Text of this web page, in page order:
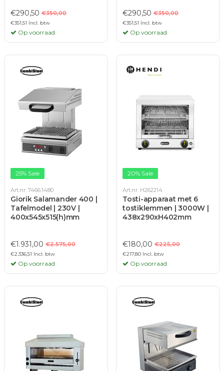
€290,50 €350,00
€351,51 Incl. btw
Op voorraad
€290,50 €350,00
€351,51 Incl. btw
Op voorraad
25% Sale
Art.nr. 7466.1480
Giorik Salamander 400 |
Tafelmodel | 230V |
400x545x515(h)mm
€1.931,00 €2.575,00
€2.336,51 Incl. btw
Op voorraad
20% Sale
Art.nr. H262214
Tosti-apparaat met 6
tostiklemmen | 3000W |
438x290xH402mm
€180,00 €225,00
€217,80 Incl. btw
Op voorraad